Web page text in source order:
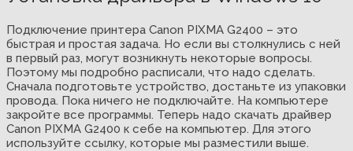
Подключение принтера Canon PIXMA G2400 – это
быстрая и простая задача. Но если вы столкнулись с ней
в первый раз, могут возникнуть некоторые вопросы.
Поэтому мы подробно расписали, что надо сделать.
Сначала подготовьте устройство, достаньте из упаковки
провода. Пока ничего не подключайте. На компьютере
закройте все программы. Теперь надо скачать драйвер
Canon PIXMA G2400 к себе на компьютер. Для этого
используйте ссылку, которые мы разместили выше.